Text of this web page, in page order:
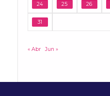
24 25 26
31
« Abr Jun »